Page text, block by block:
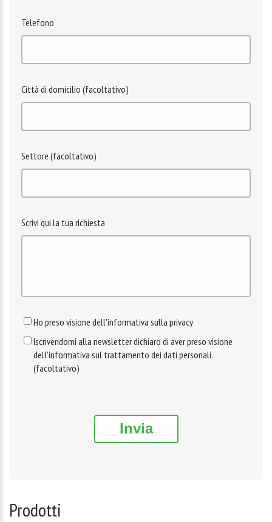
Telefono
Città di domicilio (facoltativo)
Settore (facoltativo)
Scrivi qui la tua richiesta
Ho preso visione dell'informativa sulla privacy
Iscrivendomi alla newsletter dichiaro di aver preso visione
dell'informativa sul trattamento dei dati personali.
(facoltativo)
Invia
Prodotti